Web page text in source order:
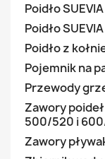
Poidło
Poidło
Poidło z
Pojemnik na
Przewody
Zawory
500/520 i
Zawory